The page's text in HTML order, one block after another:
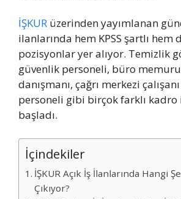
İŞKUR üzerinden yayımlanan
ilanlarında hem KPSS şartlı hem
pozisyonlar yer alıyor. Temizlik
güvenlik personeli, büro
danışmanı, çağrı merkezi
personeli gibi birçok farklı
başladı.
İçindekiler
İŞKUR Açık İş İlanlarında Hangi
Çıkıyor?